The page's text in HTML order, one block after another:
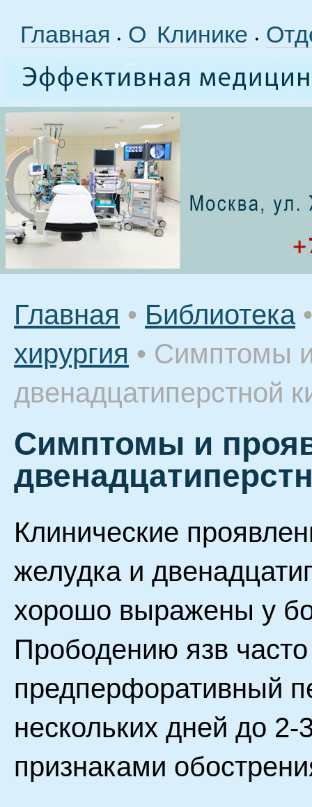
Главная • О Клинике •
Главная • Библиотека •
хирургия • Симптомы
двенадцатиперстной
Симптомы и
Клинические
желудка и
хорошо выражены у
Прободению язв
предперфоративный
нескольких дней до
признаками